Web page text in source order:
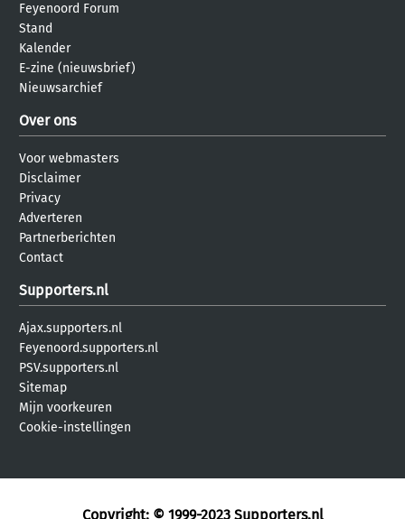
Feyenoord Forum
Stand
Kalender
E-zine (nieuwsbrief)
Nieuwsarchief
Over ons
Voor webmasters
Disclaimer
Privacy
Adverteren
Partnerberichten
Contact
Supporters.nl
Ajax.supporters.nl
Feyenoord.supporters.nl
PSV.supporters.nl
Sitemap
Mijn voorkeuren
Cookie-instellingen
Copyright: © 1999-2023 Supporters.nl